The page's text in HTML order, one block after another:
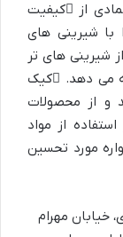
کیفیت
با شیرینی های
شیرینی های تر
می دهد.
کیک
و از محصولات
از مواد
مورد تحسین
خیابان مهرام